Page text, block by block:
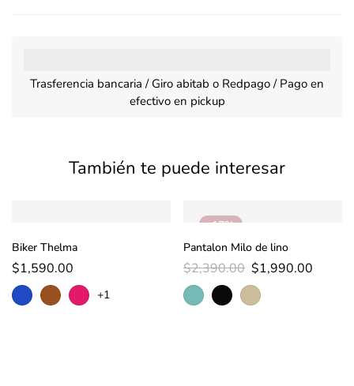
Trasferencia bancaria / Giro abitab o Redpago / Pago en
efectivo en pickup
También te puede interesar
Biker Thelma
$1,590.00
+1
-17%
Pantalon Milo de lino
$2,390.00 $1,990.00